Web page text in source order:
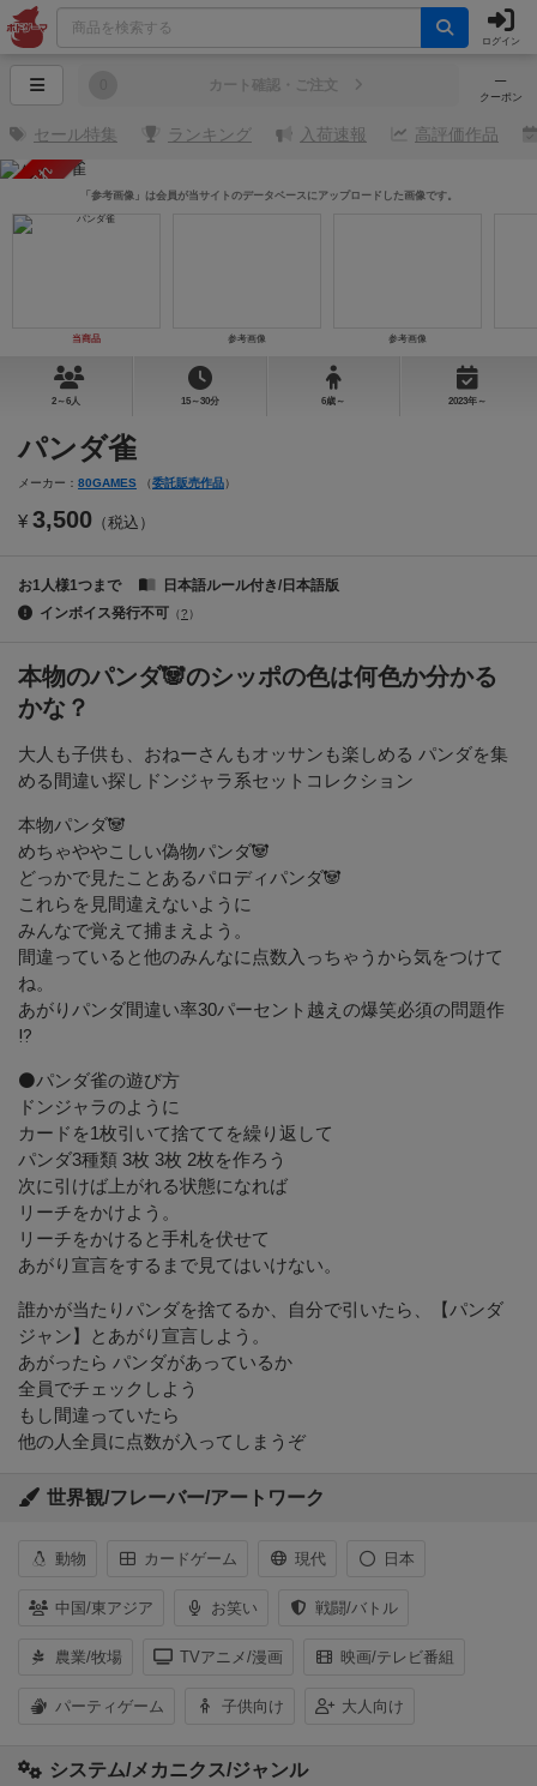
ログイン
─
クーポン
カート確認・ご注文
セール特集 ランキング 入荷速報 高評価作品
売り切れ
当商品 参考画像 参考画像
「参考画像」は会員が当サイトのデータベースにアップロードした画像です。
2～6人 15～30分 6歳～ 2023年～
パンダ雀
メーカー： 80GAMES （委託販売作品）
¥ 3,500 （税込）
お1人様1つまで
日本語ルール付き/日本語版
インボイス発行不可 （? ）
本物のパンダ🐼のシッポの色は何色か分かる
かな？
大人も子供も、おねーさんもオッサンも楽しめる パンダを集
める間違い探しドンジャラ系セットコレクション
本物パンダ🐼
めちゃややこしい偽物パンダ🐼
どっかで見たことあるパロディパンダ🐼
これらを見間違えないように
みんなで覚えて捕まえよう。
間違っていると他のみんなに点数入っちゃうから気をつけて
ね。
あがりパンダ間違い率30パーセント越えの爆笑必須の問題作
⁉️
⚫パンダ雀の遊び方
ドンジャラのように
カードを1枚引いて捨ててを繰り返して
パンダ3種類 3枚 3枚 2枚を作ろう
次に引けば上がれる状態になれば
リーチをかけよう。
リーチをかけると手札を伏せて
あがり宣言をするまで見てはいけない。
誰かが当たりパンダを捨てるか、自分で引いたら、【パンダ
ジャン】とあがり宣言しよう。
あがったら パンダがあっているか
全員でチェックしよう
もし間違っていたら
他の人全員に点数が入ってしまうぞ
世界観/フレーバー/アートワーク
動物 カードゲーム 現代 日本
中国/東アジア お笑い 戦闘/バトル
農業/牧場 TVアニメ/漫画 映画/テレビ番組
パーティゲーム 子供向け 大人向け
システム/メカニクス/ジャンル